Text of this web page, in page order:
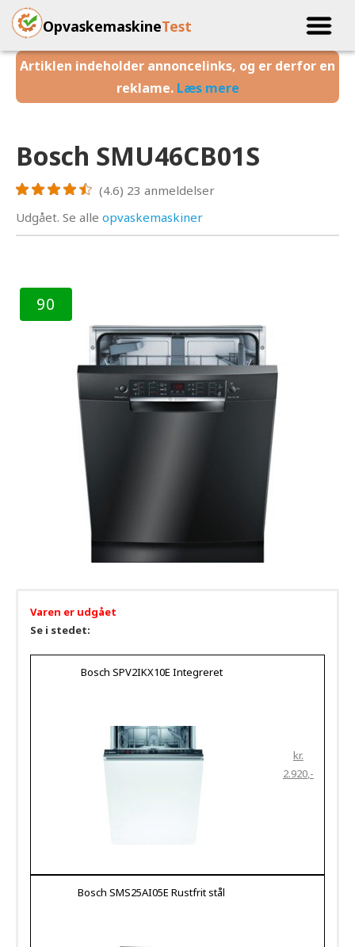
OpvaskemaskineTest
Artiklen indeholder annoncelinks, og er derfor en
reklame. Læs mere
Bosch SMU46CB01S
(4.6) 23 anmeldelser
Udgået. Se alle opvaskemaskiner
90
Varen er udgået
Se i stedet:
Bosch SPV2IKX10E Integreret
kr.
2.920
Bosch SMS25AI05E Rustfrit stål